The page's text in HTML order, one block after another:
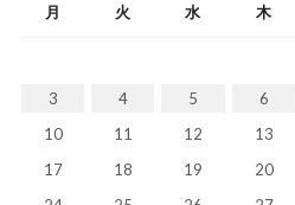
月 火 水 木
3
4 5 6
10
11 12 13
17
18 19 20